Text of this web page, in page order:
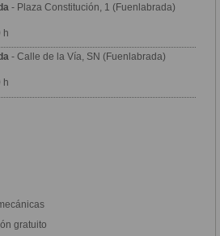
- Plaza Constitución, 1 (Fuenlabrada)
h
- Calle de la Vía, SN (Fuenlabrada)
h
gratuito